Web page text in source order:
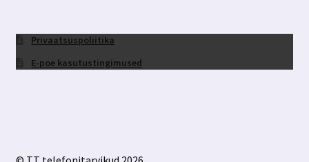
Privaatsuspoliitika
E-poe kasutustingimused